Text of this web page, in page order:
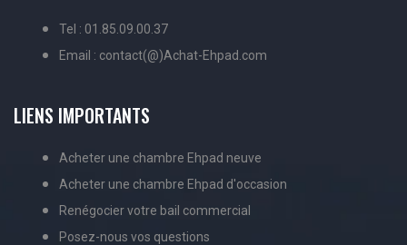
Tel : 01.85.09.00.37
Email : contact(@)Achat-Ehpad.com
LIENS IMPORTANTS
Acheter une chambre Ehpad neuve
Acheter une chambre Ehpad d'occasion
Renégocier votre bail commercial
Posez-nous vos questions